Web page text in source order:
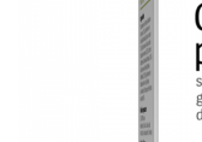
SUPLIMENTE
SUPLIMENTE